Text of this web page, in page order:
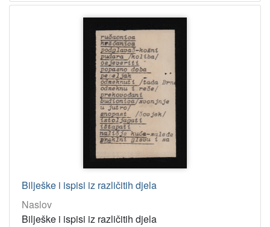
Bilješke i ispisi iz različitih djela
Naslov
Bilješke i ispisi iz različitih djela